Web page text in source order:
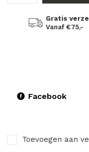
Gratis
Vanaf €75,-
Facebook
Toevoegen aan